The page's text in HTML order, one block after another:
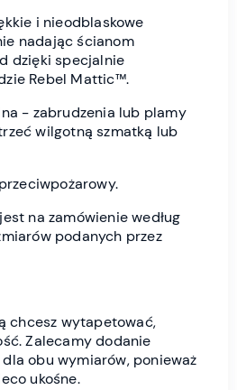
i nieodblaskowe
nadając ścianom
dzięki specjalnie
Rebel Mattic™.
- zabrudzenia lub plamy
wilgotną szmatką lub
na zamówienie według
podanych przez
chcesz wytapetować,
Zalecamy dodanie
obu wymiarów, ponieważ
ukośne.